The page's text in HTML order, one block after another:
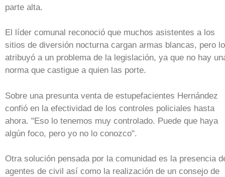
parte alta.
El líder comunal reconoció que muchos asistentes a los
sitios de diversión nocturna cargan armas blancas, pero lo
atribuyó a un problema de la legislación, ya que no hay
norma que castigue a quien las porte.
Sobre una presunta venta de estupefacientes Hernández
confió en la efectividad de los controles policiales hasta
ahora. "Eso lo tenemos muy controlado. Puede que haya
algún foco, pero yo no lo conozco".
Otra solución pensada por la comunidad es la presencia
agentes de civil así como la realización de un consejo de